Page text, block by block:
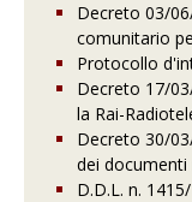
Decreto 03/
comunitario
Protocollo
Decreto 17/
la Rai-
Decreto 30/
dei
D.D.L. n.